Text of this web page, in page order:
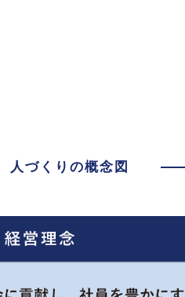
⼈づくりの概念図